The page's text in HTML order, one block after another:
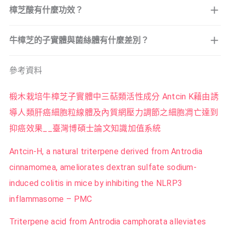
樟芝酸有什麼功效？
牛樟芝的子實體與菌絲體有什麼差別？
參考資料
椴木栽培牛樟芝子實體中三萜類活性成分 Antcin K藉由誘
導人類肝癌細胞粒線體及內質網壓力調節之細胞凋亡達到
抑癌效果__臺灣博碩士論文知識加值系統
Antcin-H, a natural triterpene derived from Antrodia
cinnamomea, ameliorates dextran sulfate sodium-
induced colitis in mice by inhibiting the NLRP3
inflammasome – PMC
Triterpene acid from Antrodia camphorata alleviates